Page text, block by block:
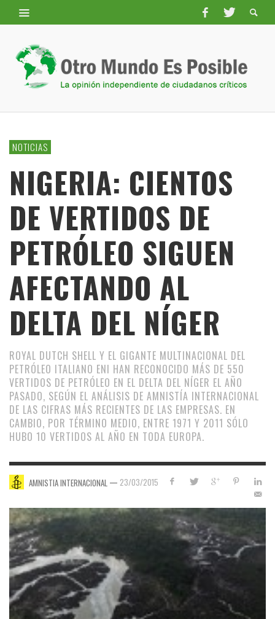
NOTICIAS
NIGERIA: CIENTOS
DE VERTIDOS DE
PETRÓLEO SIGUEN
AFECTANDO AL
DELTA DEL NÍGER
ROYAL DUTCH SHELL Y EL GIGANTE MULTINACIONAL DEL
PETRÓLEO ITALIANO ENI HAN RECONOCIDO MÁS DE 550
VERTIDOS DE PETRÓLEO EN EL DELTA DEL NÍGER EL AÑO
PASADO, SEGÚN EL ANÁLISIS DE AMNISTÍA INTERNACIONAL
DE LAS CIFRAS MÁS RECIENTES DE LAS EMPRESAS. EN
CAMBIO, POR TÉRMINO MEDIO, ENTRE 1971 Y 2011 SÓLO
HUBO 10 VERTIDOS AL AÑO EN TODA EUROPA.
AMNISTIA INTERNACIONAL — 23/03/2015